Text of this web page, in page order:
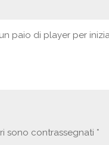
paio di player per
sono contrassegnati *